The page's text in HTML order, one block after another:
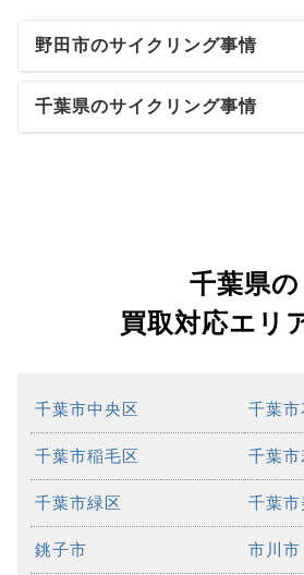
野田市のサイクリング事情
千葉県のサイクリング事情
千葉県の
買取対応エリ
千葉市中央区 千葉市
千葉市稲毛区 千葉市
千葉市緑区 千葉市
銚子市 市川市